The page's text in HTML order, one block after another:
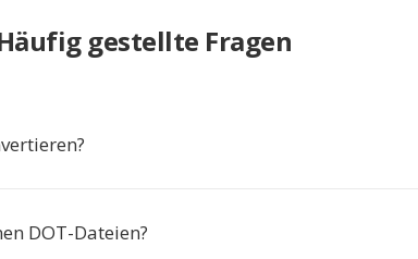
gestellte Fragen
DOT-Dateien?